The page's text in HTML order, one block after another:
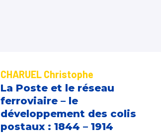
CHARUEL Christophe
La Poste et le réseau
ferroviaire – le
développement des colis
postaux : 1844 – 1914